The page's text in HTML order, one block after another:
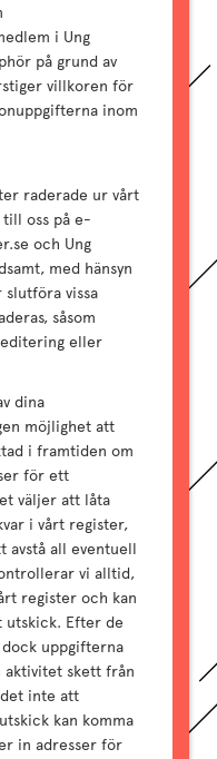
i Ung
på grund av
villkoren för
inom
raderade ur vårt
oss på e-
och Ung
med hänsyn
vissa
såsom
eller
dina
möjlighet att
i framtiden om
för ett
väljer att låta
i vårt register,
avstå all eventuell
vi alltid,
register och kan
utskick. Efter de
dock uppgifterna
aktivitet skett från
inte att
kan komma
in adresser för